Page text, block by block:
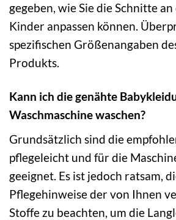
gegeben, wie Sie die Schnitte
Kinder anpassen können.
spezifischen Größenangaben
Produkts.
Kann ich die genähte
Waschmaschine waschen?
Grundsätzlich sind die
pflegeleicht und für die
geeignet. Es ist jedoch ratsam,
Pflegehinweise der von Ihnen
Stoffe zu beachten, um die